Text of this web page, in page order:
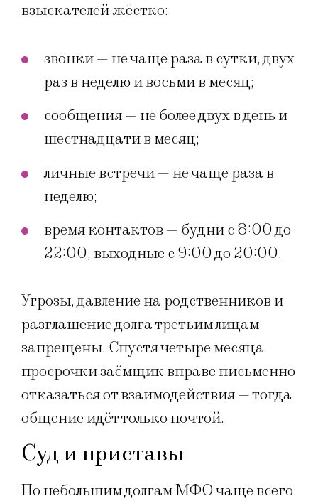
взыскателей жёстко:
звонки — не чаще раза в сутки, двух
раз в неделю и восьми в месяц;
сообщения — не более двух в день и
шестнадцати в месяц;
личные встречи — не чаще раза в
неделю;
время контактов — будни с 8:00 до
22:00, выходные с 9:00 до 20:00.
Угрозы, давление на родственников и
разглашение долга третьим лицам
запрещены. Спустя четыре месяца
просрочки заёмщик вправе письменно
отказаться от взаимодействия — тогда
общение идёт только почтой.
Суд и приставы
По небольшим долгам МФО чаще всего